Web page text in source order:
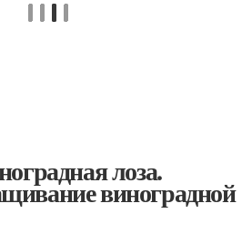
лоза.
виноградной